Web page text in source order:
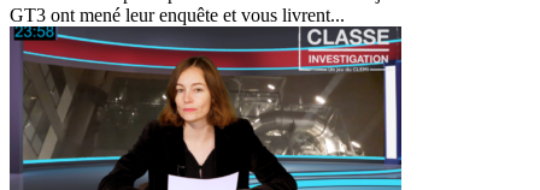
GT3 ont mené leur enquête et vous livrent...